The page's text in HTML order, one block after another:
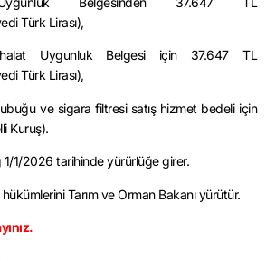
Türk Lirası),
Uygunluk Belgesi için 37.647 TL
Türk Lirası),
ve sigara filtresi satış hizmet bedeli için
Kuruş).
1/1/2026 tarihinde yürürlüğe girer.
Tarım ve Orman Bakanı yürütür.